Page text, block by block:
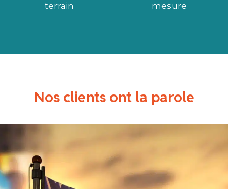
terrain
mesure
Nos clients ont la parole